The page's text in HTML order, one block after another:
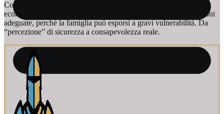
Come una Diagnosi dei Rischi può rivelare che la stabilità
economica non è reale. Un patrimonio importante merita protezioni
adeguate, perché la famiglia può esporsi a gravi vulnerabilità. Da
“percezione” di sicurezza a consapevolezza reale.